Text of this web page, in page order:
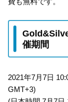
催期間
2021年7月7日
GMT+3)